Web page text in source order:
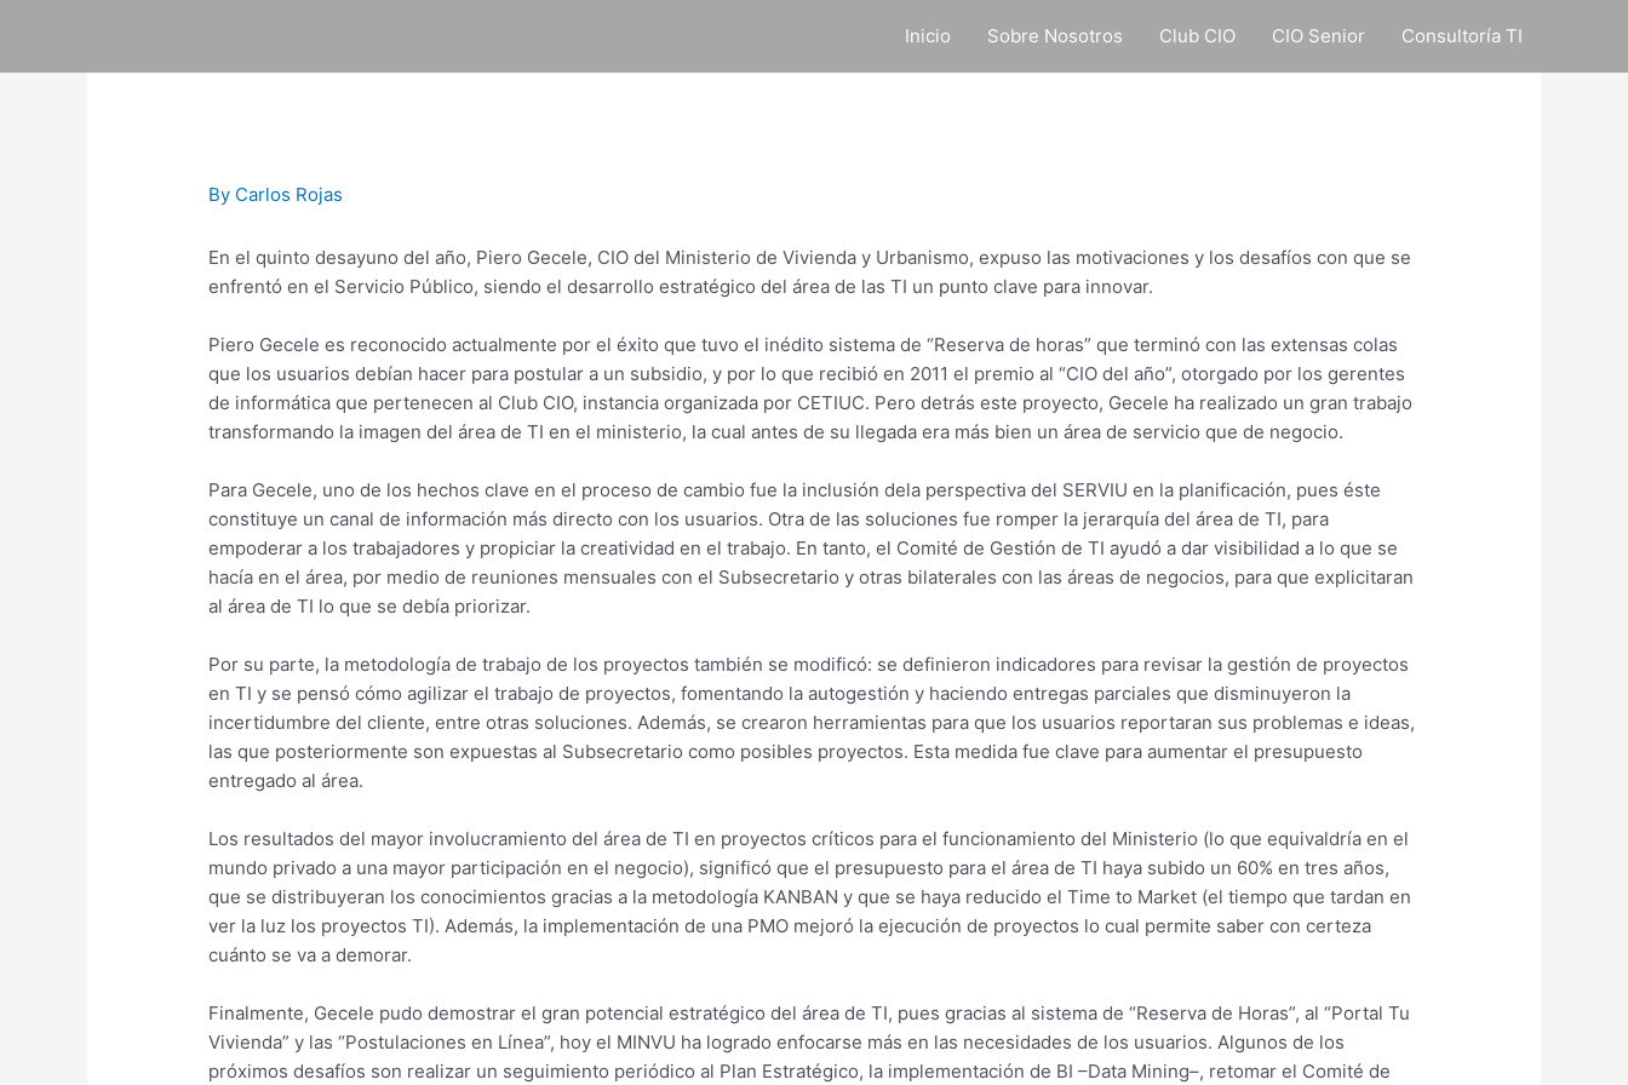
content
Inicio Sobre Nosotros Club CIO CIO Senior Consultoría TI
By Carlos Rojas
En el quinto desayuno del año, Piero Gecele, CIO del Ministerio de Vivienda y Urbanismo, expuso las motivaciones y los desafíos con que se
enfrentó en el Servicio Público, siendo el desarrollo estratégico del área de las TI un punto clave para innovar.
Piero Gecele es reconocido actualmente por el éxito que tuvo el inédito sistema de “Reserva de horas” que terminó con las extensas colas
que los usuarios debían hacer para postular a un subsidio, y por lo que recibió en 2011 el premio al “CIO del año”, otorgado por los gerentes
de informática que pertenecen al Club CIO, instancia organizada por CETIUC. Pero detrás este proyecto, Gecele ha realizado un gran trabajo
transformando la imagen del área de TI en el ministerio, la cual antes de su llegada era más bien un área de servicio que de negocio.
Para Gecele, uno de los hechos clave en el proceso de cambio fue la inclusión dela perspectiva del SERVIU en la planificación, pues éste
constituye un canal de información más directo con los usuarios. Otra de las soluciones fue romper la jerarquía del área de TI, para
empoderar a los trabajadores y propiciar la creatividad en el trabajo. En tanto, el Comité de Gestión de TI ayudó a dar visibilidad a lo que se
hacía en el área, por medio de reuniones mensuales con el Subsecretario y otras bilaterales con las áreas de negocios, para que explicitaran
al área de TI lo que se debía priorizar.
Por su parte, la metodología de trabajo de los proyectos también se modificó: se definieron indicadores para revisar la gestión de proyectos
en TI y se pensó cómo agilizar el trabajo de proyectos, fomentando la autogestión y haciendo entregas parciales que disminuyeron la
incertidumbre del cliente, entre otras soluciones. Además, se crearon herramientas para que los usuarios reportaran sus problemas e ideas,
las que posteriormente son expuestas al Subsecretario como posibles proyectos. Esta medida fue clave para aumentar el presupuesto
entregado al área.
Los resultados del mayor involucramiento del área de TI en proyectos críticos para el funcionamiento del Ministerio (lo que equivaldría en el
mundo privado a una mayor participación en el negocio), significó que el presupuesto para el área de TI haya subido un 60% en tres años,
que se distribuyeran los conocimientos gracias a la metodología KANBAN y que se haya reducido el Time to Market (el tiempo que tardan en
ver la luz los proyectos TI). Además, la implementación de una PMO mejoró la ejecución de proyectos lo cual permite saber con certeza
cuánto se va a demorar.
Finalmente, Gecele pudo demostrar el gran potencial estratégico del área de TI, pues gracias al sistema de “Reserva de Horas”, al “Portal Tu
Vivienda” y las “Postulaciones en Línea”, hoy el MINVU ha logrado enfocarse más en las necesidades de los usuarios. Algunos de los
próximos desafíos son realizar un seguimiento periódico al Plan Estratégico, la implementación de BI –Data Mining–, retomar el Comité de